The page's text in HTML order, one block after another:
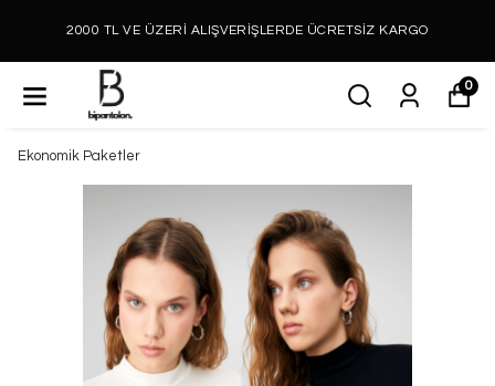
2000 TL VE ÜZERİ ALIŞVERİŞLERDE ÜCRETSİZ KARGO
0
Ekonomik Paketler